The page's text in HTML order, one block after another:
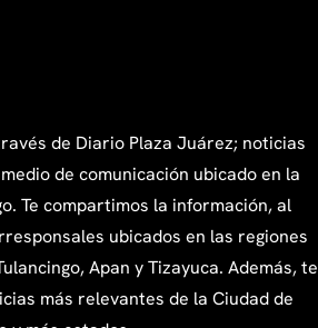
de Diario Plaza Juárez; noticias
de comunicación ubicado en la
Te compartimos la información, al
ubicados en las regiones
Apan y Tizayuca. Además, te
más relevantes de la Ciudad de